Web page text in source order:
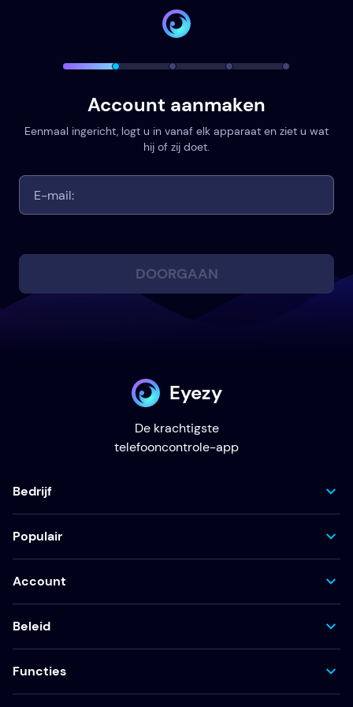
Account aanmaken
Eenmaal ingericht, logt u in vanaf elk apparaat en ziet u wat
hij of zij doet.
DOORGAAN
Eyezy
De krachtigste
telefooncontrole-app
Bedrijf
Populair
Account
Beleid
Functies